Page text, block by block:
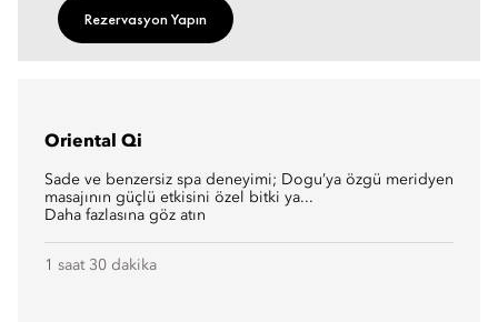
Rezervasyon Yapın
Oriental Qi
Sade ve benzersiz spa deneyimi; Dogu’ya özgü meridyen
masajının güçlü etkisini özel bitki ya...
Daha fazlasına göz atın
1 saat 30 dakika